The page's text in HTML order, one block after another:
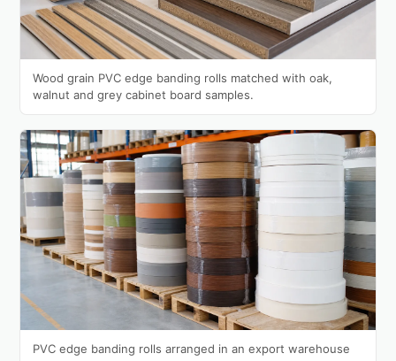
Wood grain PVC edge banding rolls matched with oak,
walnut and grey cabinet board samples.
PVC edge banding rolls arranged in an export warehouse